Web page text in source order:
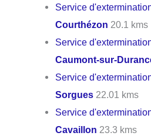
Service
Courthézon 20.1 kms
Service
Caumont-sur-
Service
Sorgues 22.01 kms
Service
Cavaillon 23.3 kms